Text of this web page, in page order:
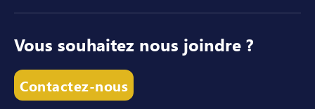
Vous souhaitez nous joindre ?
Contactez-nous